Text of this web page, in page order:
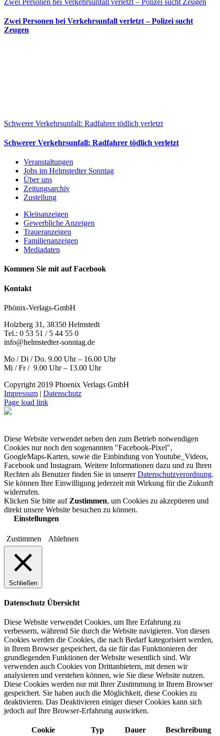
Zwei Personen bei Verkehrsunfall verletzt – Polizei sucht Zeugen
Zwei Personen bei Verkehrsunfall verletzt – Polizei sucht
Zeugen
Schwerer Verkehrsunfall: Radfahrer tödlich verletzt
Schwerer Verkehrsunfall: Radfahrer tödlich verletzt
Veranstaltungen
Jobs im Helmstedter Sonntag
Über uns
Zeitungsarchiv
Zustellung
Kleinanzeigen
Gewerbliche Anzeigen
Traueranzeigen
Familienanzeigen
Mediadaten
Kommen Sie mit auf Facebook
Kontakt
Phönix-Verlags-GmbH
Holzberg 31, 38350 Helmstedt
Tel.: 0 53 51 / 5 44 55 0
info@helmstedter-sonntag.de
Mo / Di / Do. 9.00 Uhr – 16.00 Uhr
Mi / Fr / 9.00 Uhr – 13.00 Uhr
Copyright 2019 Phoenix Verlags GmbH
Impressum | Datenschutz
Page load link
Diese Website verwendet neben den zum Betrieb notwendigen
Cookies nur noch den sogenannten "Facebook-Pixel",
GoogleMaps-Karten, sowie die Einbindung von Youtube_Videos,
Facebook und Instagram. Weitere Informationen dazu und zu Ihren
Rechten als Benutzer finden Sie in unsererDatenschutzverordnung.
Sie können Ihre Einwilligung jederzeit mit Wirkung für die Zukunft
widerrufen.
Klicken Sie bitte auf Zustimmen, um Cookies zu akzeptieren und
direkt unsere Website besuchen zu können.
Einstellungen
Zustimmen Ablehnen
Schließen
Datenschutz Übersicht
Diese Website verwendet Cookies, um Ihre Erfahrung zu
verbessern, während Sie durch die Website navigieren. Von diesen
Cookies werden die Cookies, die nach Bedarf kategorisiert werden,
in Ihrem Browser gespeichert, da sie für das Funktionieren der
grundlegenden Funktionen der Website wesentlich sind. Wir
verwenden auch Cookies von Drittanbietern, mit denen wir
analysieren und verstehen können, wie Sie diese Website nutzen.
Diese Cookies werden nur mit Ihrer Zustimmung in Ihrem Browser
gespeichert. Sie haben auch die Möglichkeit, diese Cookies zu
deaktivieren. Das Deaktivieren einiger dieser Cookies kann sich
jedoch auf Ihre Browser-Erfahrung auswirken.
Cookie Typ Dauer Beschreibung